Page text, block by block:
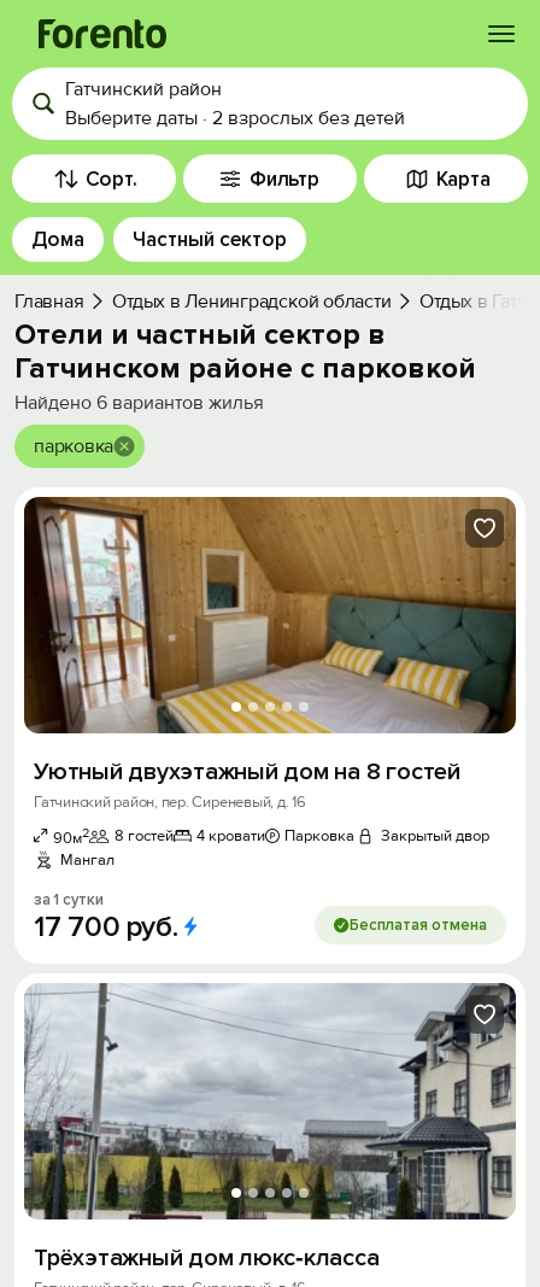
Войти
Избранное
История просмотра
Добавить свой объект
Гатчинский район
Выберите даты · 2 взрослых без детей
Сорт. Фильтр Карта
Дома Частный сектор
Главная Отдых в Ленинградской области Отдых в
Отели и частный сектор в
Гатчинском районе с парковкой
Найдено 6 вариантов жилья
парковка
Уютный двухэтажный дом на 8 гостей
Гатчинский район, пер. Сиреневый, д. 16
90м2 8 гостей 4 кровати Парковка
Закрытый двор
Мангал
за 1 сутки
17 700 руб. Бесплатая отмена
Трёхэтажный дом люкс‑класса